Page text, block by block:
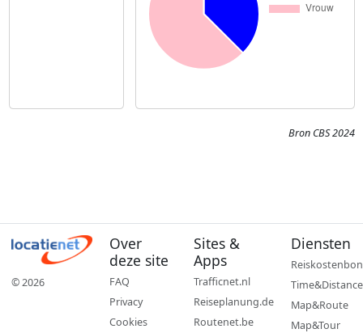
Bron CBS 2024
© 2026
Over
deze site
FAQ
Privacy
Cookies
Sites &
Apps
Trafficnet.nl
Reiseplanung.de
Routenet.be
Diensten
Reiskostenbon
Time&Distance
Map&Route
Map&Tour